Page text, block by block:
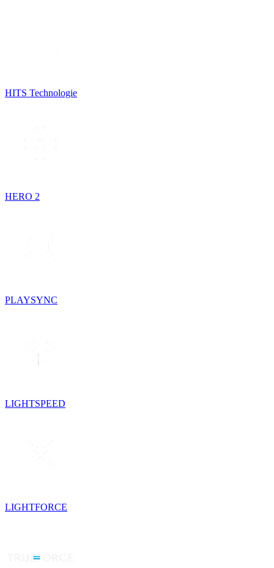
HITS Technologie
HERO 2
PLAYSYNC
LIGHTSPEED
LIGHTFORCE